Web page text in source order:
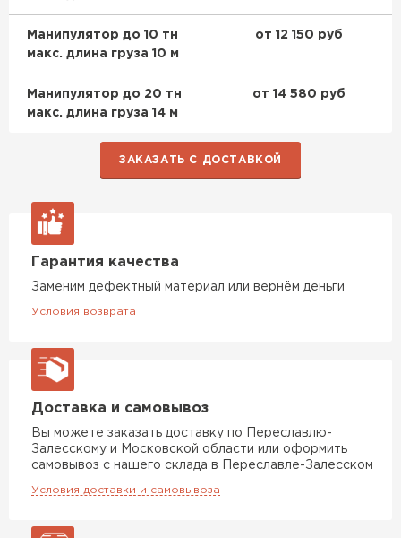
Манипулятор до 10 тн
макс. длина груза 10 м
от 12 150 руб
Манипулятор до 20 тн
макс. длина груза 14 м
от 14 580 руб
ЗАКАЗАТЬ С ДОСТАВКОЙ
Гарантия качества
Заменим дефектный материал или вернём деньги
Условия возврата
Доставка и самовывоз
Вы можете заказать доставку по Переславлю-
Залесскому и Московской области или оформить
самовывоз с нашего склада в Переславле-Залесском
Условия доставки и самовывоза
Утеплитель Rockwool
ПЕРЕЙТИ
Утеплитель Технониколь
ПЕРЕЙТИ
Гипсокартон
ПЕРЕЙТИ